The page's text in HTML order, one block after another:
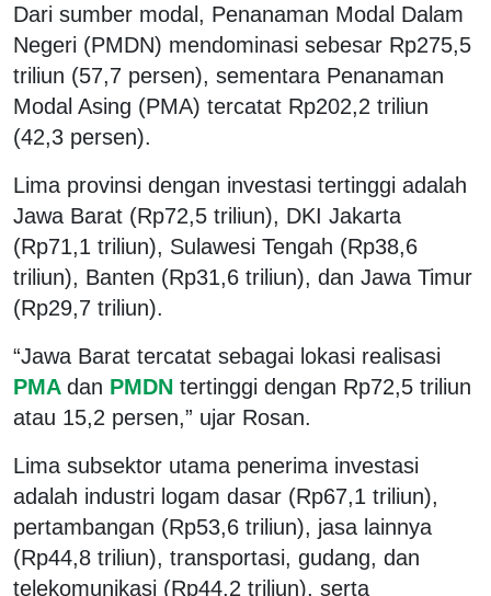
Dari sumber modal, Penanaman Modal Dalam
Negeri (PMDN) mendominasi sebesar Rp275,5
triliun (57,7 persen), sementara Penanaman
Modal Asing (PMA) tercatat Rp202,2 triliun
(42,3 persen).
Lima provinsi dengan investasi tertinggi adalah
Jawa Barat (Rp72,5 triliun), DKI Jakarta
(Rp71,1 triliun), Sulawesi Tengah (Rp38,6
triliun), Banten (Rp31,6 triliun), dan Jawa Timur
(Rp29,7 triliun).
“Jawa Barat tercatat sebagai lokasi realisasi
PMA dan PMDN tertinggi dengan Rp72,5 triliun
atau 15,2 persen,” ujar Rosan.
Lima subsektor utama penerima investasi
adalah industri logam dasar (Rp67,1 triliun),
pertambangan (Rp53,6 triliun), jasa lainnya
(Rp44,8 triliun), transportasi, gudang, dan
telekomunikasi (Rp44,2 triliun), serta